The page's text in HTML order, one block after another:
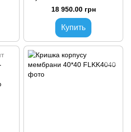
(10бар, 99,4%)
18 950.00 грн
Купить